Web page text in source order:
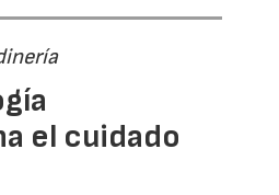
el cuidado